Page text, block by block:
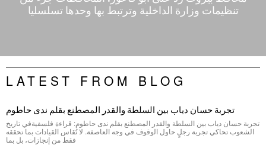
تنظيمات وزارة الداخلية وترتبط بها وحدها تسلسليا
LATEST FROM BLOG
تجربة حسان دياب بين السلطة والقدر المصطنع بقلم ندى حاطوم
تجربة حسان دياب بين السلطة والقدر المصطنع بقلم ندى حاطوم: قراءة فلسفيةفي تاريخ
الشعوب تحاكي تجربة رجلٍ حاول الوقوف في وجه العاصفة. لا تُقاس القيادات بما تحققه
فقط من إنجازات، بل بما